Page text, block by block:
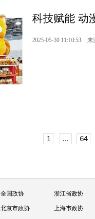
科技赋能 动
2025-05-30 11:10:53 来
1 ... 64
全国政协 浙江省政协
北京市政协 上海市政协